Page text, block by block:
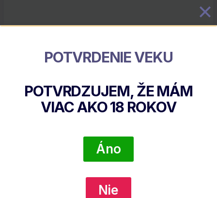
Beach House Spiced Rum
DETAIL PRODUKTU
POTVRDENIE VEKU
POTVRDZUJEM, ŽE MÁM
VIAC AKO18 ROKOV
Áno
Nie